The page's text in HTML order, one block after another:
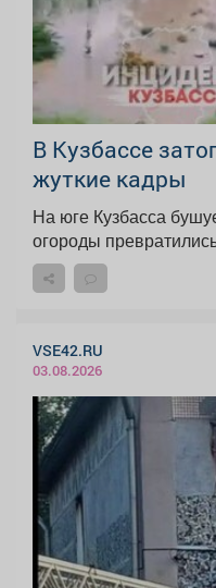
В Кузбассе
жуткие кадры
На юге Кузбасса
VSE42.RU
03.08.2026